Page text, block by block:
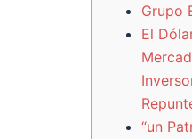
Grupo
El
“un